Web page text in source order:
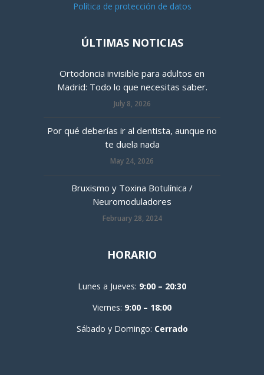
Política de protección de datos
ÚLTIMAS NOTICIAS
Ortodoncia invisible para adultos en
Madrid: Todo lo que necesitas saber.
July 8, 2026
Por qué deberías ir al dentista, aunque no
te duela nada
May 24, 2026
Bruxismo y Toxina Botulínica /
Neuromoduladores
February 28, 2024
HORARIO
Lunes a Jueves: 9:00 – 20:30
Viernes: 9:00 – 18:00
Sábado y Domingo: Cerrado